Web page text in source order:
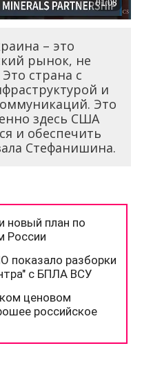
– это
рынок, не
страна с
и
Это
здесь США
и обеспечить
Стефанишина.